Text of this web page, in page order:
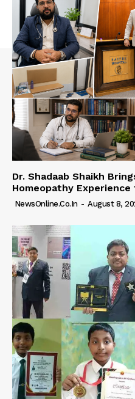
Dr. Shadaab Shaikh
Homeopathy
NewsOnline.co.in - August 8,